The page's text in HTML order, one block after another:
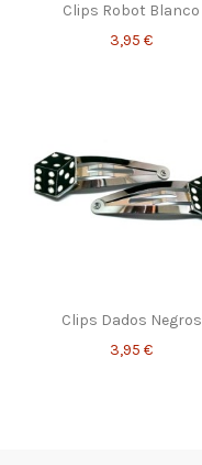
Clips Robot Blanco
3,95 €
Clips Dados Negros
3,95 €